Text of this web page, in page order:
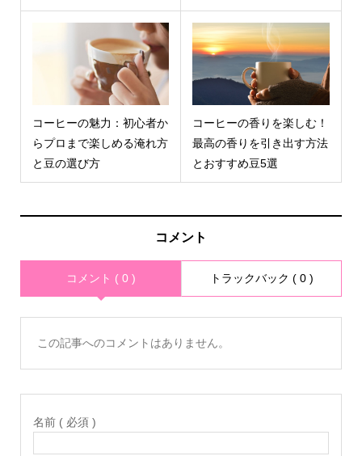
コーヒーの魅力：初心者か
らプロまで楽しめる淹れ方
と豆の選び方
コーヒーの香りを楽しむ！
最高の香りを引き出す方法
とおすすめ豆5選
コメント
コメント ( 0 ) トラックバック ( 0 )
この記事へのコメントはありません。
名前 ( 必須 )